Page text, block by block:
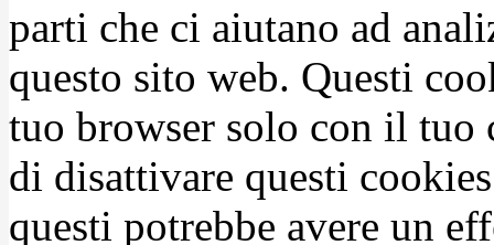
parti che ci aiutano ad
questo sito web. Questi
tuo browser solo con il tuo
di disattivare questi
questi potrebbe avere un